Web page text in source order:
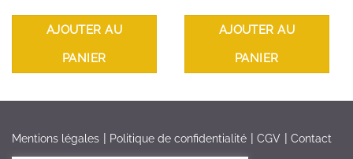
70,00€.56,00€.
AJOUTER AU
PANIER
AJOUTER AU
PANIER
Mentions légales Politique de confidentialité CGV Contact